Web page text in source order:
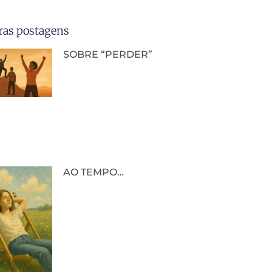
postagens
SOBRE “PERDER”
AO TEMPO…